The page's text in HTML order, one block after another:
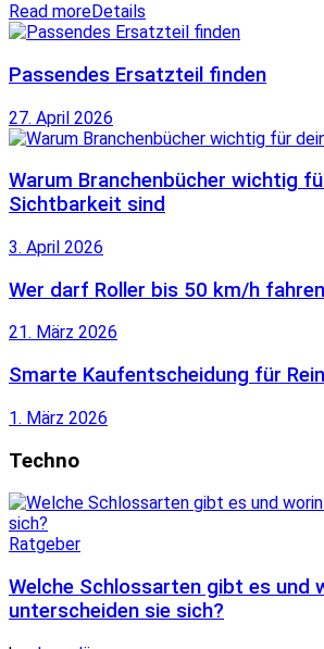
Read moreDetails
Passendes Ersatzteil finden
27. April 2026
Warum Branchenbücher wichtig
Sichtbarkeit sind
3. April 2026
Wer darf Roller bis 50 km/h
21. März 2026
Smarte Kaufentscheidung für
1. März 2026
Techno
Ratgeber
Welche Schlossarten gibt es und
unterscheiden sie sich?